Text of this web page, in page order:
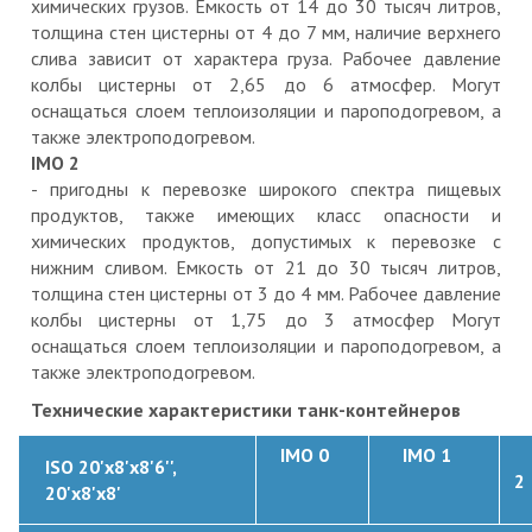
химических грузов. Емкость от 14 до 30 тысяч литров,
толщина стен цистерны от 4 до 7 мм, наличие верхнего
слива зависит от характера груза. Рабочее давление
колбы цистерны от 2,65 до 6 атмосфер. Могут
оснащаться слоем теплоизоляции и пароподогревом, а
также электроподогревом.
IMO 2
- пригодны к перевозке широкого спектра пищевых
продуктов, также имеющих класс опасности и
химических продуктов, допустимых к перевозке с
нижним сливом. Емкость от 21 до 30 тысяч литров,
толщина стен цистерны от 3 до 4 мм. Рабочее давление
колбы цистерны от 1,75 до 3 атмосфер Могут
оснащаться слоем теплоизоляции и пароподогревом, а
также электроподогревом.
Технические характеристики танк-контейнеров
ISO 20'x8'x8'6'',
20'x8'x8'
IMO 0 IMO 1